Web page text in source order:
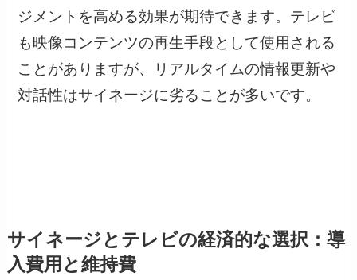
ジメントを高める効果が期待できます。テレビ
も映像コンテンツの再生手段として使用される
ことがありますが、リアルタイムの情報更新や
対話性はサイネージに劣ることが多いです。
サイネージとテレビの経済的な選択：導
入費用と維持費